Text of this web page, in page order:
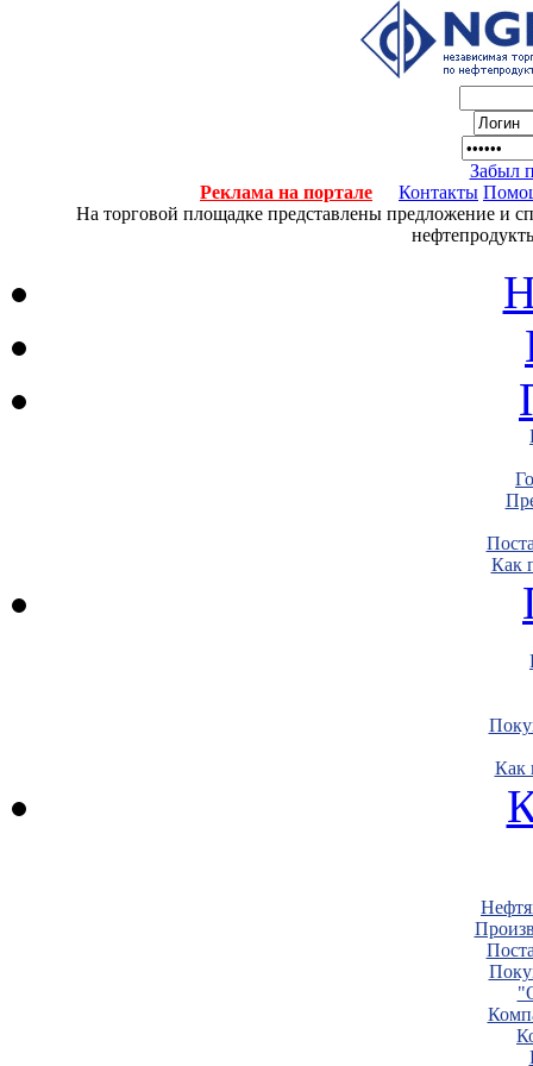
Забыл
Реклама на портале
Контакты
На торговой площадке представлены предложение и
Как
Как